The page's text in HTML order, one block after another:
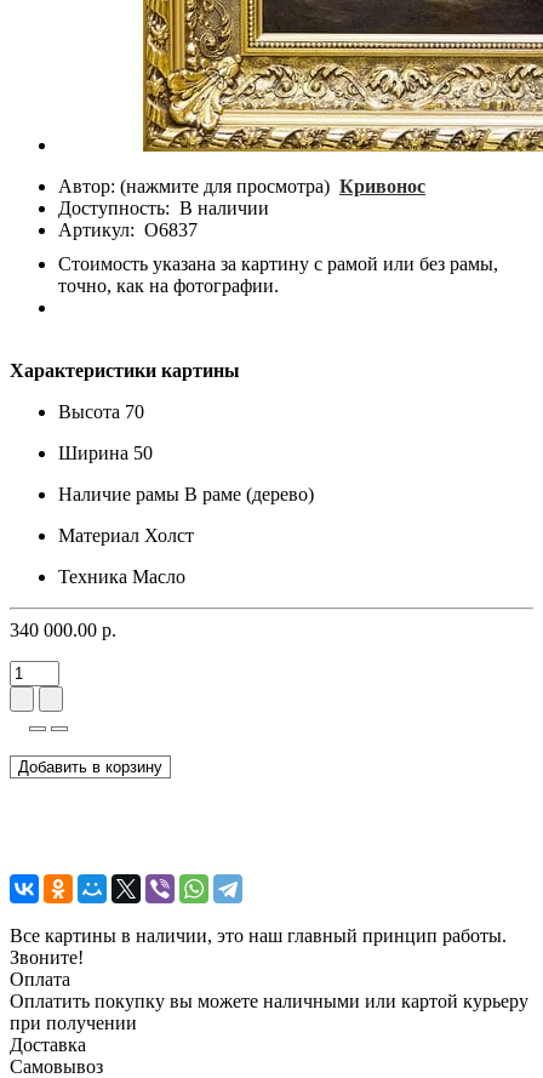
Автор: (нажмите для просмотра) Кривонос
Доступность: В наличии
Артикул: О6837
Стоимость указана за картину с рамой или без рамы,
точно, как на фотографии.
Характеристики картины
Высота 70
Ширина 50
Наличие рамы В раме (дерево)
Материал Холст
Техника Масло
340 000.00 р.
Добавить в корзину
Все картины в наличии, это наш главный принцип работы.
Звоните!
Оплата
Оплатить покупку вы можете наличными или картой курьеру
при получении
Доставка
Самовывоз